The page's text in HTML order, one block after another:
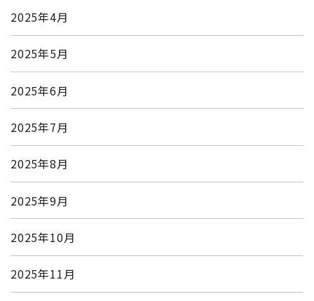
2025年4月
2025年5月
2025年6月
2025年7月
2025年8月
2025年9月
2025年10月
2025年11月